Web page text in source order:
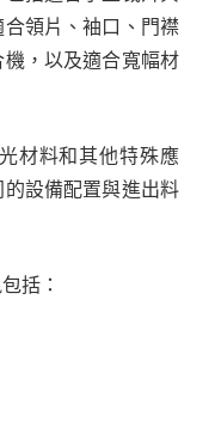
領片、袖口、門襟
，以及適合寬幅材
材料和其他特殊應
設備配置與進出料
括：